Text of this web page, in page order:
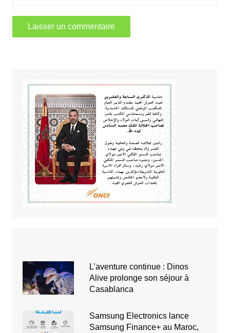
L’aventure continue : Dinos
Alive prolonge son séjour à
Casablanca
Samsung Electronics lance
Samsung Finance+ au Maroc,